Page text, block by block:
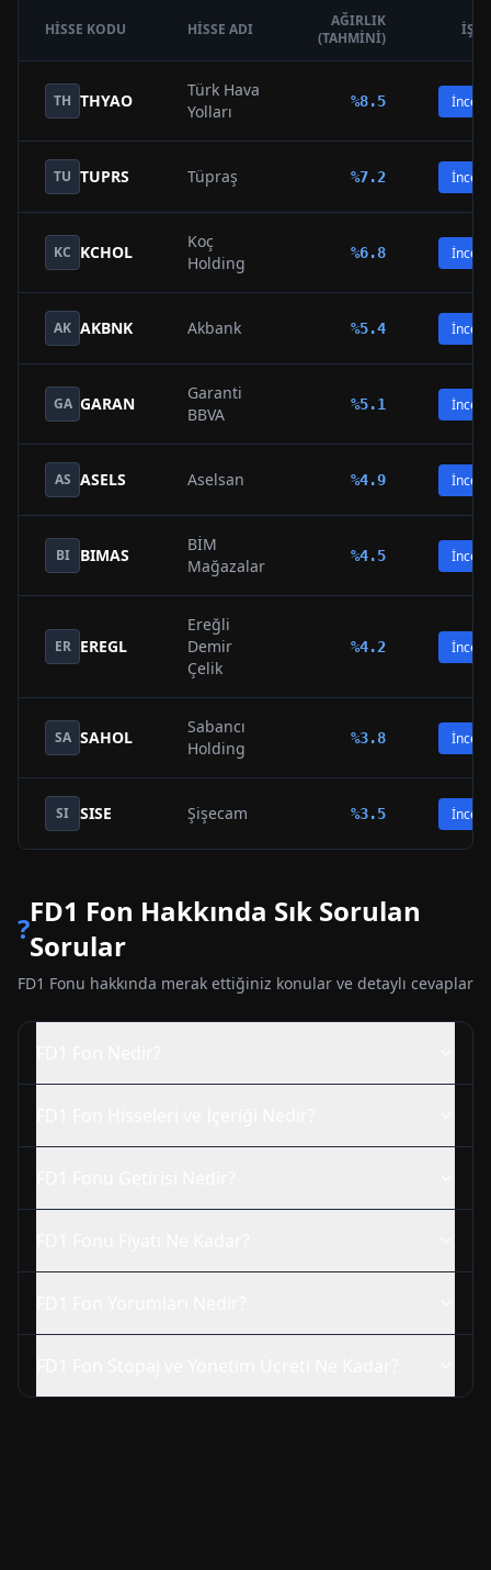
HISSE KODU HISSE ADI
AĞIRLIK
(TAHMINI)
TH THYAO
Türk Hava
Yolları
%8.5 İncele
TU TUPRS Tüpraş %7.2 İncele
KC KCHOL
Koç
Holding
%6.8 İncele
AK AKBNK Akbank %5.4 İncele
GA GARAN
Garanti
BBVA
%5.1 İncele
AS ASELS Aselsan %4.9 İncele
BI BIMAS
BİM
Mağazalar
%4.5 İncele
ER EREGL
Ereğli
Demir
Çelik
%4.2 İncele
SA SAHOL
Sabancı
Holding
%3.8 İncele
SI SISE Şişecam %3.5 İncele
?FD1 Fon Hakkında Sık Sorulan
Sorular
FD1 Fonu hakkında merak ettiğiniz konular ve detaylı cevaplar